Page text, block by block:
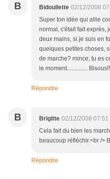
B Bidoullette 02/12/2008
Super ton idée qui allie
normal, c'était fait exprès,
deux mains, si je suis en
quelques petites choses,
de marche? mince, tu es
le moment..............
Répondre
B Brigitte 02/12/2008 07:51
Cela fait du bien les
beaucoup réfléchir.<br />
Répondre